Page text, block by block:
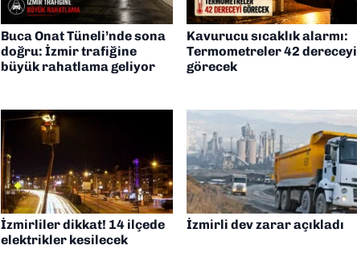
Buca Onat Tüneli’nde sona
doğru: İzmir trafiğine
büyük rahatlama geliyor
Kavurucu sıcaklık alarmı:
Termometreler 42 dereceyi
görecek
İzmirliler dikkat! 14 ilçede
elektrikler kesilecek
İzmirli dev zarar açıkladı